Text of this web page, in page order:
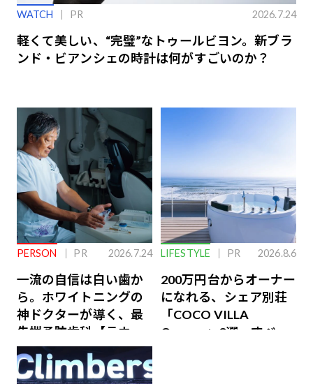
WATCH PR 2026.7.24
軽くて美しい、“完璧”なトゥールビヨン。新ブラ
ンド・ビアンシェの時計は何がすごいのか？
PERSON PR 2026.7.24
一流の自信は白い歯か
ら。ホワイトニングの
神ドクターが導く、最
先端予防歯科【ラウン
ジ会員特典あり】
LIFESTYLE PR 2026.8.6
200万円台からオーナー
になれる、シェア別荘
「COCO VILLA
Owners」3選。すべて